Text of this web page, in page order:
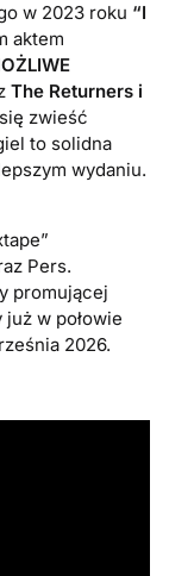
w 2023 roku “I
aktem
The Returners i
zwieść
to solidna
wydaniu.
Pers.
promującej
w połowie
2026.